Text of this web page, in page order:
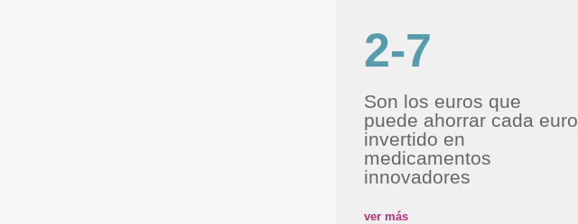
2-7
Son los euros que
puede ahorrar cada euro
invertido en
medicamentos
innovadores
ver más